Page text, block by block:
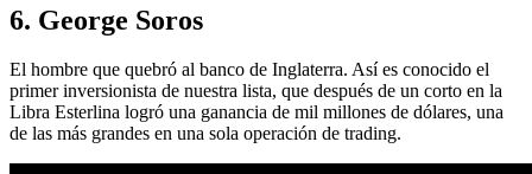
6. George Soros
El hombre que quebró al banco de Inglaterra. Así es conocido el
primer inversionista de nuestra lista, que después de un corto en la
Libra Esterlina logró una ganancia de mil millones de dólares, una
de las más grandes en una sola operación de trading.